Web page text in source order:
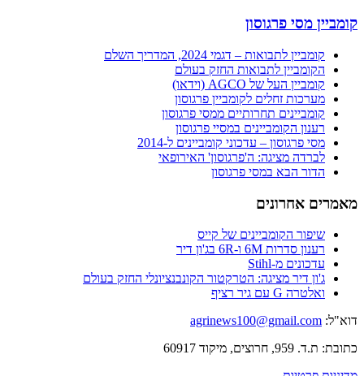
קומביין מסי פרגוסון
קומביין לתבואות – דגמי 2024, המדריך השלם
הקומביין לתבואות החזק בעולם
קומביין העל של AGCO (וידאו)
מערכות זחלים לקומביין פרגוסון
קומביינים תחרותיים ממסי פרגוסון
רענון הקומביינים במסיי פרגוסון
מסי פרגוסון – עדכוני קומביינים ל-2014
לברדה מציגה: ה'פרגוסון' האירופאי
הדור הבא במסי פרגוסון
מאמרים אחרונים
שיפור הקומביינים של קייס
רענון סדרות 6M ו-6R בג'ון דיר
עדכונים מ-Stihl
ג'ון דיר מציגה: הטרקטור הקונבנציונלי החזק בעולם
ואלטרה G עם גיר רציף
דוא"ל: agrinews100@gmail.com
כתובת: ת.ד. 959, חרוצים, מיקוד 60917